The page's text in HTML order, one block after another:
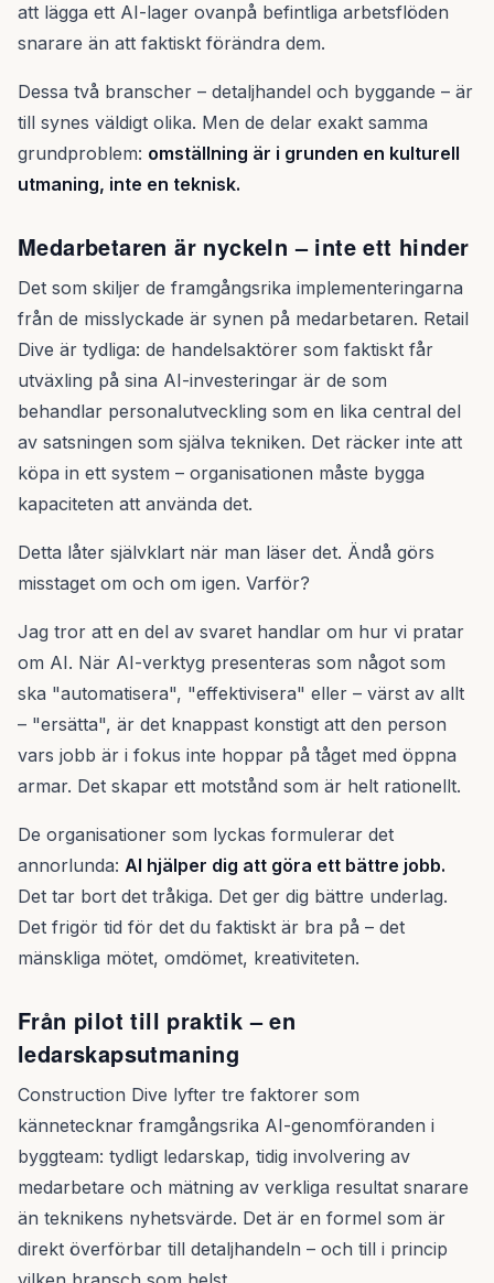
att lägga ett AI-lager ovanpå befintliga arbetsflöden
snarare än att faktiskt förändra dem.
Dessa två branscher – detaljhandel och byggande – är
till synes väldigt olika. Men de delar exakt samma
grundproblem: omställning är i grunden en kulturell
utmaning, inte en teknisk.
Medarbetaren är nyckeln – inte ett hinder
Det som skiljer de framgångsrika implementeringarna
från de misslyckade är synen på medarbetaren. Retail
Dive är tydliga: de handelsaktörer som faktiskt får
utväxling på sina AI-investeringar är de som
behandlar personalutveckling som en lika central del
av satsningen som själva tekniken. Det räcker inte att
köpa in ett system – organisationen måste bygga
kapaciteten att använda det.
Detta låter självklart när man läser det. Ändå görs
misstaget om och om igen. Varför?
Jag tror att en del av svaret handlar om hur vi pratar
om AI. När AI-verktyg presenteras som något som
ska "automatisera", "effektivisera" eller – värst av allt
– "ersätta", är det knappast konstigt att den person
vars jobb är i fokus inte hoppar på tåget med öppna
armar. Det skapar ett motstånd som är helt rationellt.
De organisationer som lyckas formulerar det
annorlunda: AI hjälper dig att göra ett bättre jobb.
Det tar bort det tråkiga. Det ger dig bättre underlag.
Det frigör tid för det du faktiskt är bra på – det
mänskliga mötet, omdömet, kreativiteten.
Från pilot till praktik – en
ledarskapsutmaning
Construction Dive lyfter tre faktorer som
kännetecknar framgångsrika AI-genomföranden i
byggteam: tydligt ledarskap, tidig involvering av
medarbetare och mätning av verkliga resultat snarare
än teknikens nyhetsvärde. Det är en formel som är
direkt överförbar till detaljhandeln – och till i princip